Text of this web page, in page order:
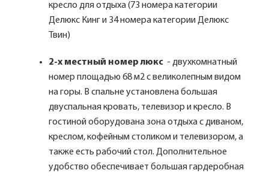
кресло для отдыха (73 номера категории
Делюкс Кинг и 34 номера категории Делюкс
Твин)
2-х местный номер люкс - двухкомнатный
номер площадью 68 м2 с великолепным видом
на горы. В спальне установлена большая
двуспальная кровать, телевизор и кресло. В
гостиной оборудована зона отдыха с диваном,
креслом, кофейным столиком и телевизором, а
также есть рабочий стол. Дополнительное
удобство обеспечивает большая гардеробная